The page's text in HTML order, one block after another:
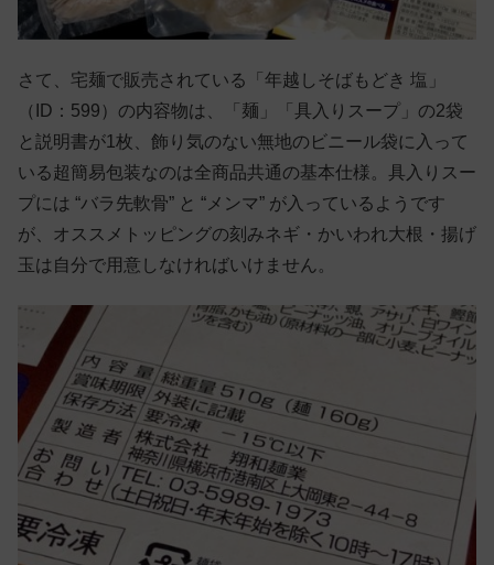
さて、宅麺で販売されている「年越しそばもどき 塩」
（ID：599）の内容物は、「麺」「具入りスープ」の2袋
と説明書が1枚、飾り気のない無地のビニール袋に入って
いる超簡易包装なのは全商品共通の基本仕様。具入りスー
プには “バラ先軟骨” と “メンマ” が入っているようです
が、オススメトッピングの刻みネギ・かいわれ大根・揚げ
玉は自分で用意しなければいけません。